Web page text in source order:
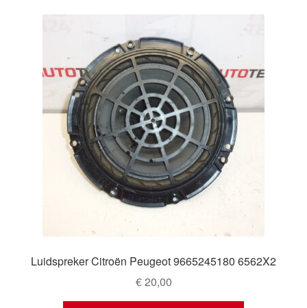
Luidspreker Citroën Peugeot 9665245180 6562X2
€20,00